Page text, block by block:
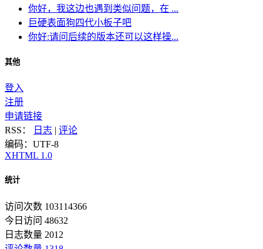
你好，我这边也遇到类似问题，在 ...
巨硬表面狗四代小板子吧
你好:请问后续的版本还可以这样操...
其他
登入
注册
申请链接
RSS：
日志 | 评论
编码：UTF-8
XHTML 1.0
统计
访问次数 103114366
今日访问 48632
日志数量 2012